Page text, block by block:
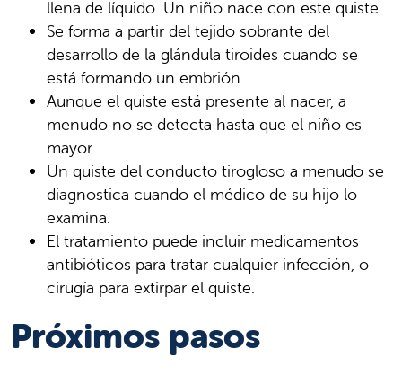
llena de líquido. Un niño nace con este quiste.
Se forma a partir del tejido sobrante del
desarrollo de la glándula tiroides cuando se
está formando un embrión.
Aunque el quiste está presente al nacer, a
menudo no se detecta hasta que el niño es
mayor.
Un quiste del conducto tirogloso a menudo se
diagnostica cuando el médico de su hijo lo
examina.
El tratamiento puede incluir medicamentos
antibióticos para tratar cualquier infección, o
cirugía para extirpar el quiste.
Próximos pasos